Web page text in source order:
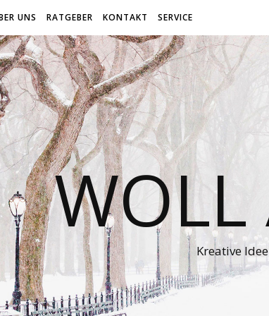
UNS RATGEBER KONTAKT SERVICE
WOLL
Kreative